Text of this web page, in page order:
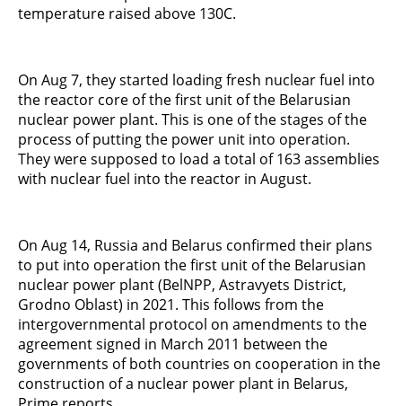
temperature raised above 130C.
On Aug 7, they started loading fresh nuclear fuel into
the reactor core of the first unit of the Belarusian
nuclear power plant. This is one of the stages of the
process of putting the power unit into operation.
They were supposed to load a total of 163 assemblies
with nuclear fuel into the reactor in August.
On Aug 14, Russia and Belarus confirmed their plans
to put into operation the first unit of the Belarusian
nuclear power plant (BelNPP, Astravyets District,
Grodno Oblast) in 2021. This follows from the
intergovernmental protocol on amendments to the
agreement signed in March 2011 between the
governments of both countries on cooperation in the
construction of a nuclear power plant in Belarus,